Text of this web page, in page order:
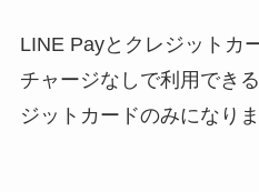
LINE Payとクレジットカ
チャージなしで利用でき
ジットカードのみになりま